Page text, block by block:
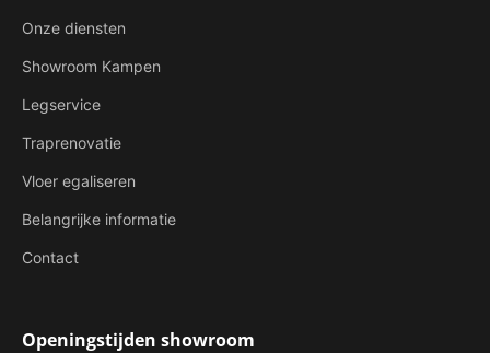
Onze diensten
Showroom Kampen
Legservice
Traprenovatie
Vloer egaliseren
Belangrijke informatie
Contact
Openingstijden showroom